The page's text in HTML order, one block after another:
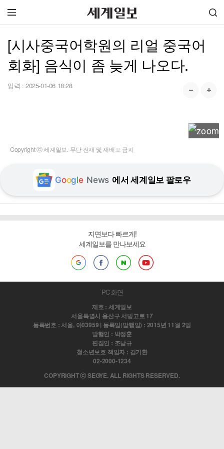
[시사중국어학원의 리얼 중국어
회화] 음식이 좀 늦게 나오다.
입력 : 2025-01-06 18:28
Copyright ⓒ 세계일보. 무단 전재 및 재배포 금지
Google News 에서 세계일보 팔로우
지면보다 빠르게!
세계일보를 만나보세요
PC 화면
제호 : 세계일보
서울특별시 용산구 서빙고로 17
등록번호 : 서울, 아03959 | 등록일(발행일) : 2015년 11월 2일
발행인 : 박정훈
편집인 : 조남규
청소년보호 책임자 : 김기환
02-2000-1234
COPYRIGHT ⓒ SEGYE. ALL RIGHTS RESERVED.